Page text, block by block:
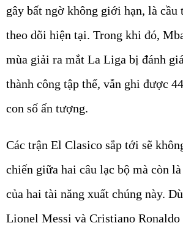
gây bất ngờ không giới hạn, là cầu
theo dõi hiện tại. Trong khi đó,
mùa giải ra mắt La Liga bị đánh
thành công tập thể, vẫn ghi được
con số ấn tượng.
Các trận El Clasico sắp tới sẽ
chiến giữa hai câu lạc bộ mà còn
của hai tài năng xuất chúng này.
Lionel Messi và Cristiano Ronaldo